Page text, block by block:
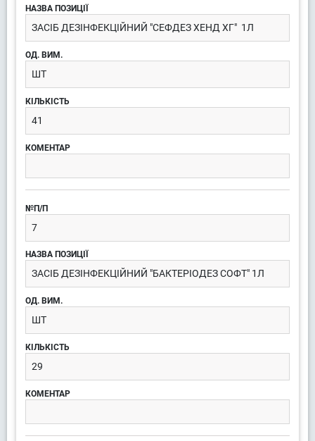
ЗАСІБ ДЕЗІНФЕКЦІЙНИЙ "СЕФДЕЗ ХЕНД ХГ" 1Л
ШТ
41
7
ЗАСІБ ДЕЗІНФЕКЦІЙНИЙ "БАКТЕРІОДЕЗ СОФТ" 1Л
ШТ
29